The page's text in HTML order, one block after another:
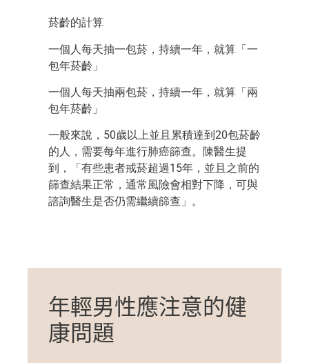
菸齡的計算
一個人每天抽一包菸 ，持續一年，就算 「一
包年菸齡 」
一個人每天抽兩包菸 ，持續一年， 就算 「兩
包年菸齡 」
一般來說，50歲以上並且累積達到20包菸齡
的人，需要每年進行肺癌篩查。
陳醫生提
到，「有些患者戒菸超過15年，並且之前的
篩查結果正常，通常風險會相對下降，可與
諮詢醫生是否仍需繼續篩查 」 。
年輕男性應注意的健
康問題